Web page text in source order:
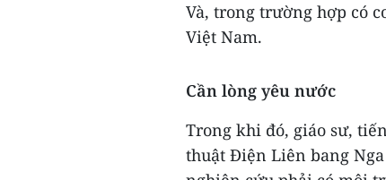
Và, trong trường hợp có
Việt Nam.
Cần lòng yêu nước
Trong khi đó, giáo sư,
thuật Điện Liên bang Nga